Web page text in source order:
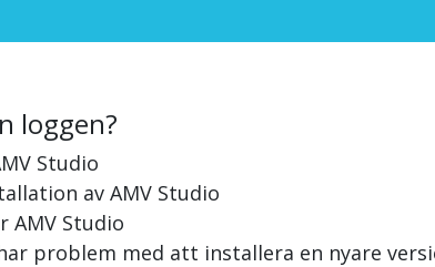
loggen?
Studio
av AMV Studio
AMV Studio
problem med att installera en nyare